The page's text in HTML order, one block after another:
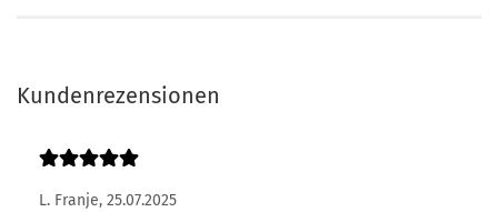
Kundenrezensionen
L. Franje, 25.07.2025